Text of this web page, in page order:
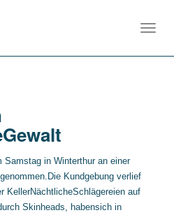
Samstag in Winterthur an einer
Kundgebung verlief
KellerNächtlicheSchlägereien auf
Skinheads, habensich in